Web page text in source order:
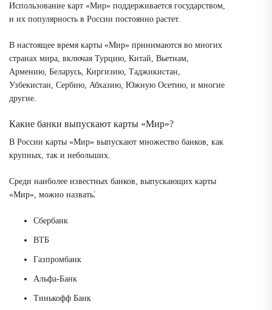
Использование карт «Мир» поддерживается государством,
и их популярность в России постоянно растет.
В настоящее время карты «Мир» принимаются во многих
странах мира, включая Турцию, Китай, Вьетнам,
Армению, Беларусь, Киргизию, Таджикистан,
Узбекистан, Сербию, Абхазию, Южную Осетию, и многие
другие.
Какие банки выпускают карты «Мир»?
В России карты «Мир» выпускают множество банков, как
крупных, так и небольших.
Среди наиболее известных банков, выпускающих карты
«Мир», можно назвать⁚
Сбербанк
ВТБ
Газпромбанк
Альфа-Банк
Тинькофф Банк